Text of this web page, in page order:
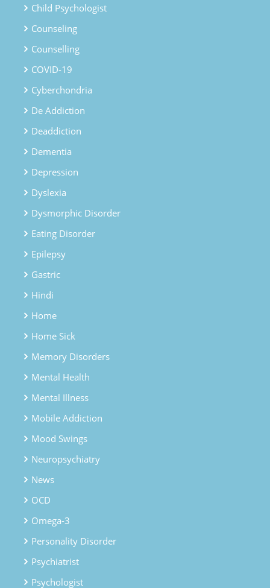
Child Psychologist
Counseling
Counselling
COVID-19
Cyberchondria
De Addiction
Deaddiction
Dementia
Depression
Dyslexia
Dysmorphic Disorder
Eating Disorder
Epilepsy
Gastric
Hindi
Home
Home Sick
Memory Disorders
Mental Health
Mental Illness
Mobile Addiction
Mood Swings
Neuropsychiatry
News
OCD
Omega-3
Personality Disorder
Psychiatrist
Psychologist